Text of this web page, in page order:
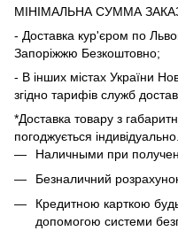
МІНІМАЛЬНА СУММА
- Доставка кур'єром по
Запоріжжю Безкоштовно;
- В інших містах України
згідно тарифів служб
*Доставка товару з
погоджується індивідуально.
Наличными при
Безналичний
Кредитною карткою
допомогою системи